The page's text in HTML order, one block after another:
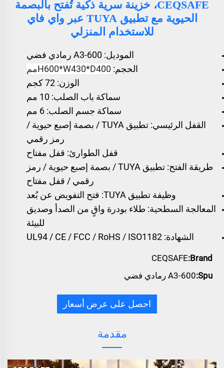
CEQSAFE، خزينة سرية ذكية تُفتح بالبصمة
الحيوية مع تطبيق TUYA عبر واي فاي
للاستخدام المنزلي
الموديل: A3-600 رمادي فضي
الحجم: H600*W430*D400مم
الوزن: 72 كجم
سماكة باب الصلب: 10 مم
سماكة جسم الصلب: 6 مم
القفل الرئيسي: تطبيق TUYA / بصمة إصبع حيوية /
رمز رقمي
قفل الطوارئ: قفل مفتاح
طريقة الفتح: تطبيق TUYA / بصمة إصبع حيوية / رمز
رقمي / قفل مفتاح
وظيفة تطبيق TUYA: فتح التفويض عن بُعد
المعالجة السطحية: طلاء بودرة واقٍ من الصدأ وصديق
للبيئة
الشهادة: UL94 / CE / FCC / RoHS / ISO1182
Brand:
CEQSAFE
Spu: A3-600 رمادي فضي
احصل على عرض أسعار
مقدمة